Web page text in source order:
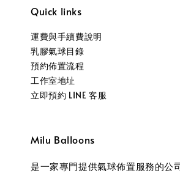
Quick links
運費與手續費說明
乳膠氣球目錄
預約佈置流程
工作室地址
立即預約 LINE 客服
Milu Balloons
是一家專門提供氣球佈置服務的公